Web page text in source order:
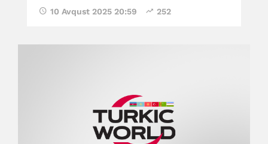
10 Avqust 2025 20:59 252